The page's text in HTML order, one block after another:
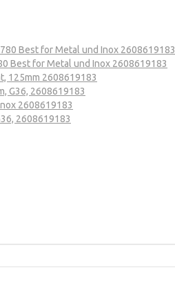
Best for Metal und Inox 2608619183
Best for Metal und Inox 2608619183
125mm 2608619183
G36, 2608619183
2608619183
2608619183